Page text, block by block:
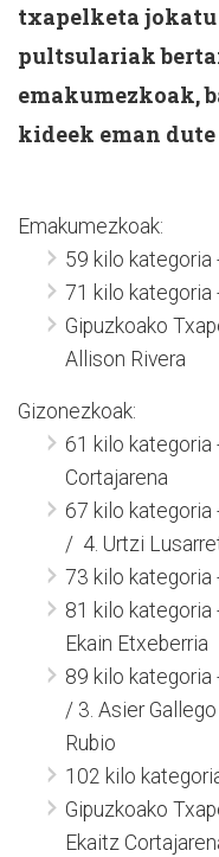
txapelketa jokatu
pultsulariak
emakumezkoak,
kideek eman
Emakumezkoak:
59 kilo kategoria
71 kilo kategoria
Gipuzkoako
Allison Rivera
Gizonezkoak:
61 kilo kategoria
Cortajarena
67 kilo kategoria
/ 4. Urtzi
73 kilo kategoria
81 kilo kategoria
Ekain Etxeberria
89 kilo kategoria
/ 3. Asier
Rubio
102 kilo
Gipuzkoako
Ekaitz